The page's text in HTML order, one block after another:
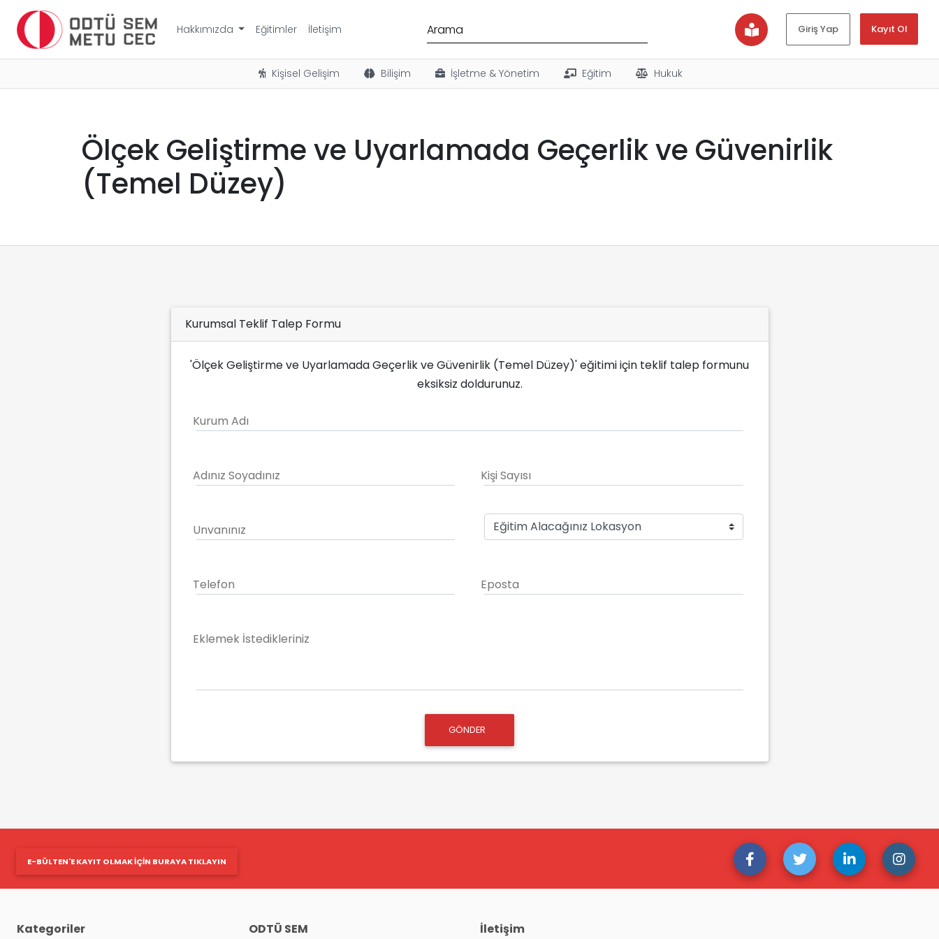
Hakkımızda Eğitimler İletişim Giriş Yap Kayıt Ol
Kişisel Gelişim Bilişim İşletme & Yönetim Eğitim Hukuk
Ölçek Geliştirme ve Uyarlamada Geçerlik ve Güvenirlik
(Temel Düzey)
Kurumsal Teklif Talep Formu
'Ölçek Geliştirme ve Uyarlamada Geçerlik ve Güvenirlik (Temel Düzey)' eğitimi için teklif talep formunu
eksiksiz doldurunuz.
Kurum Adı
Adınız Soyadınız Kişi Sayısı
Unvanınız
Telefon Eposta
Eklemek İstedikleriniz
GÖNDER
E-BÜLTEN'E KAYIT OLMAK IÇIN BURAYA TIKLAYIN
Kategoriler ODTÜ SEM İletişim